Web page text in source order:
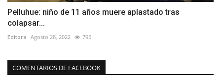
Pelluhue: niño de 11 años muere aplastado tras
colapsar...
Editora Agosto 28, 2022 795
COMENTARIOS DE FACEBOOK